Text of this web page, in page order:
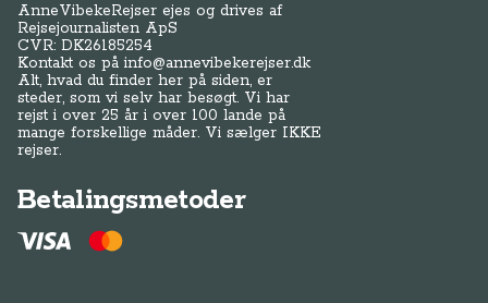
AnneVibekeRejser ejes og drives af
Rejsejournalisten ApS
CVR: DK26185254
Kontakt os påinfo@annevibekerejser.dk
Alt, hvad du finder her på siden, er
steder, som vi selv har besøgt. Vi har
rejst i over 25 år i over 100 lande på
mange forskellige måder. Vi sælger IKKE
rejser.
Betalingsmetoder